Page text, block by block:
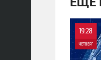
19:28
ЧЕТВЕРГ